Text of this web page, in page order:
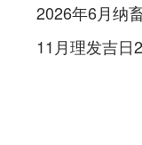
11月理发吉日